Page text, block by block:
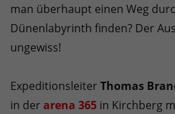
man überhaupt einen Weg
Dünenlabyrinth finden? Der
ungewiss!
Expeditionsleiter Thomas
in der arena 365 in Kirchberg